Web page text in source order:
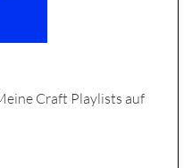
Craft Playlists auf